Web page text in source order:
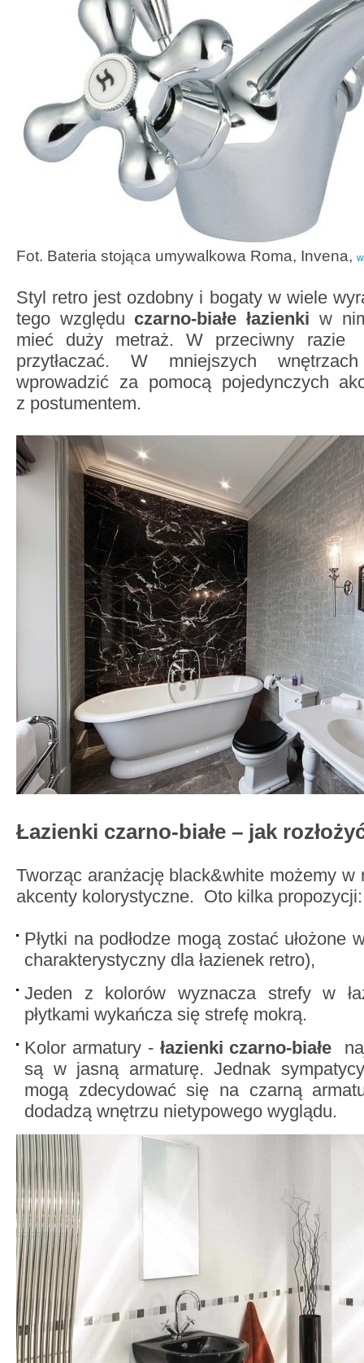
Fot. Bateria stojąca umywalkowa Roma, Invena,
Styl retro jest ozdobny i bogaty w wiele
tego względu czarno-białe łazienki w
mieć duży metraż. W przeciwny razie
przytłaczać. W mniejszych
wprowadzić za pomocą pojedynczych
z postumentem.
Łazienki czarno-białe – jak
Tworząc aranżację black&white możemy w
akcenty kolorystyczne. Oto kilka propozycji:
Płytki na podłodze mogą zostać ułożone
charakterystyczny dla łazienek retro),
Jeden z kolorów wyznacza strefy w
płytkami wykańcza się strefę mokrą.
Kolor armatury - łazienki czarno-białe
są w jasną armaturę. Jednak
mogą zdecydować się na czarną
dodadzą wnętrzu nietypowego wyglądu.